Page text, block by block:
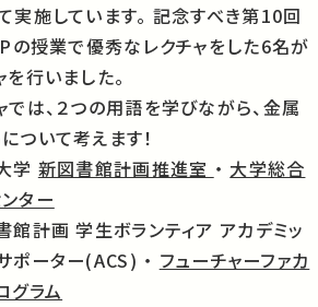
実施しています。 記念すべき第10回
の授業で優秀なレクチャをした6名が
を行いました。
では、２つの用語を学びながら、金属
ついて考えます！
学 新図書館計画推進室 ・ 大学総合
ター
館計画 学生ボランティア アカデミッ
ポーター(ACS) ・ フューチャーファカ
グラム